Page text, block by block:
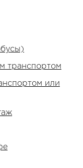
транспортом
или